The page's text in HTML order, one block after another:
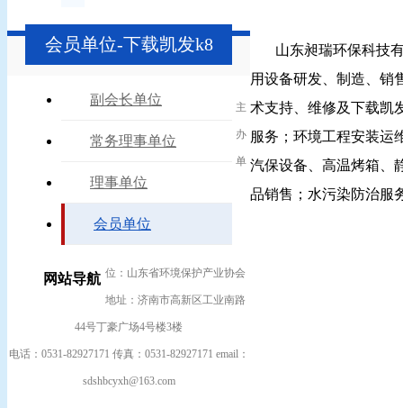
会员单位-下载凯发k8
副会长单位
常务理事单位
理事单位
会员单位
山东昶瑞环保科技有
用设备研发、制造、销
术支持、维修及下载凯
服务；环境工程安装运
汽保设备、高温烤箱、
品销售；水污染防治服
网站导航
主
办
单
位：山东省环境保护产业协会
地址：济南市高新区工业南路
44号丁豪广场4号楼3楼
电话：0531-82927171 传真：0531-82927171 email：
sdshbcyxh@163.com